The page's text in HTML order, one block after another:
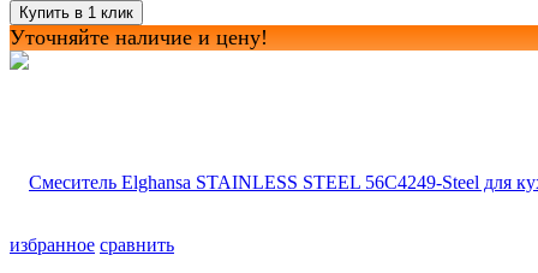
избранное сравнить
Уточняйте наличие и цену!